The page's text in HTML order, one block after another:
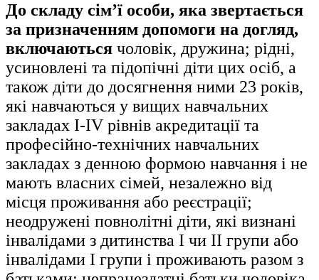
До складу сім’ї особи, яка звертається
за призначенням допомоги на догляд,
включаються чоловік, дружина; рідні,
усиновлені та підопічні діти цих осіб, а
також діти до досягнення ними 23 років,
які навчаються у вищих навчальних
закладах I-IV рівнів акредитації та
професійно-технічних навчальних
закладах з денною формою навчання і не
мають власних сімей, незалежно від
місця проживання або реєстрації;
неодружені повнолітні діти, які визнані
інвалідами з дитинства I чи II групи або
інвалідами I групи і проживають разом з